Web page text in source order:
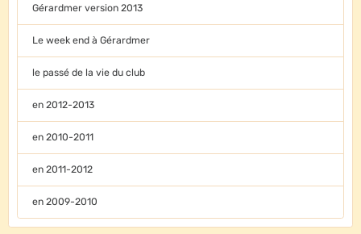
Gérardmer version 2013
Le week end à Gérardmer
le passé de la vie du club
en 2012-2013
en 2010-2011
en 2011-2012
en 2009-2010